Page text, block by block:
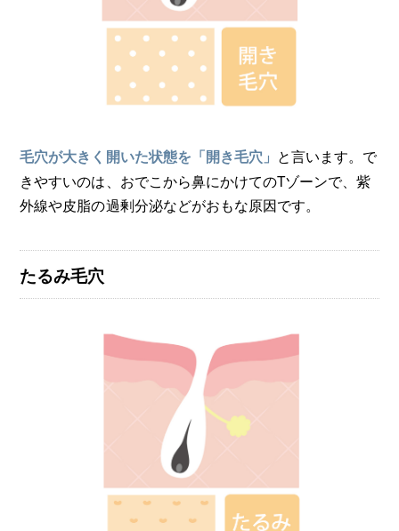
毛穴が大きく開いた状態を「開き毛穴」 と言います。で
きやすいのは、おでこから鼻にかけてのTゾーンで、紫
外線や皮脂の過剰分泌などがおもな原因です。
たるみ毛穴